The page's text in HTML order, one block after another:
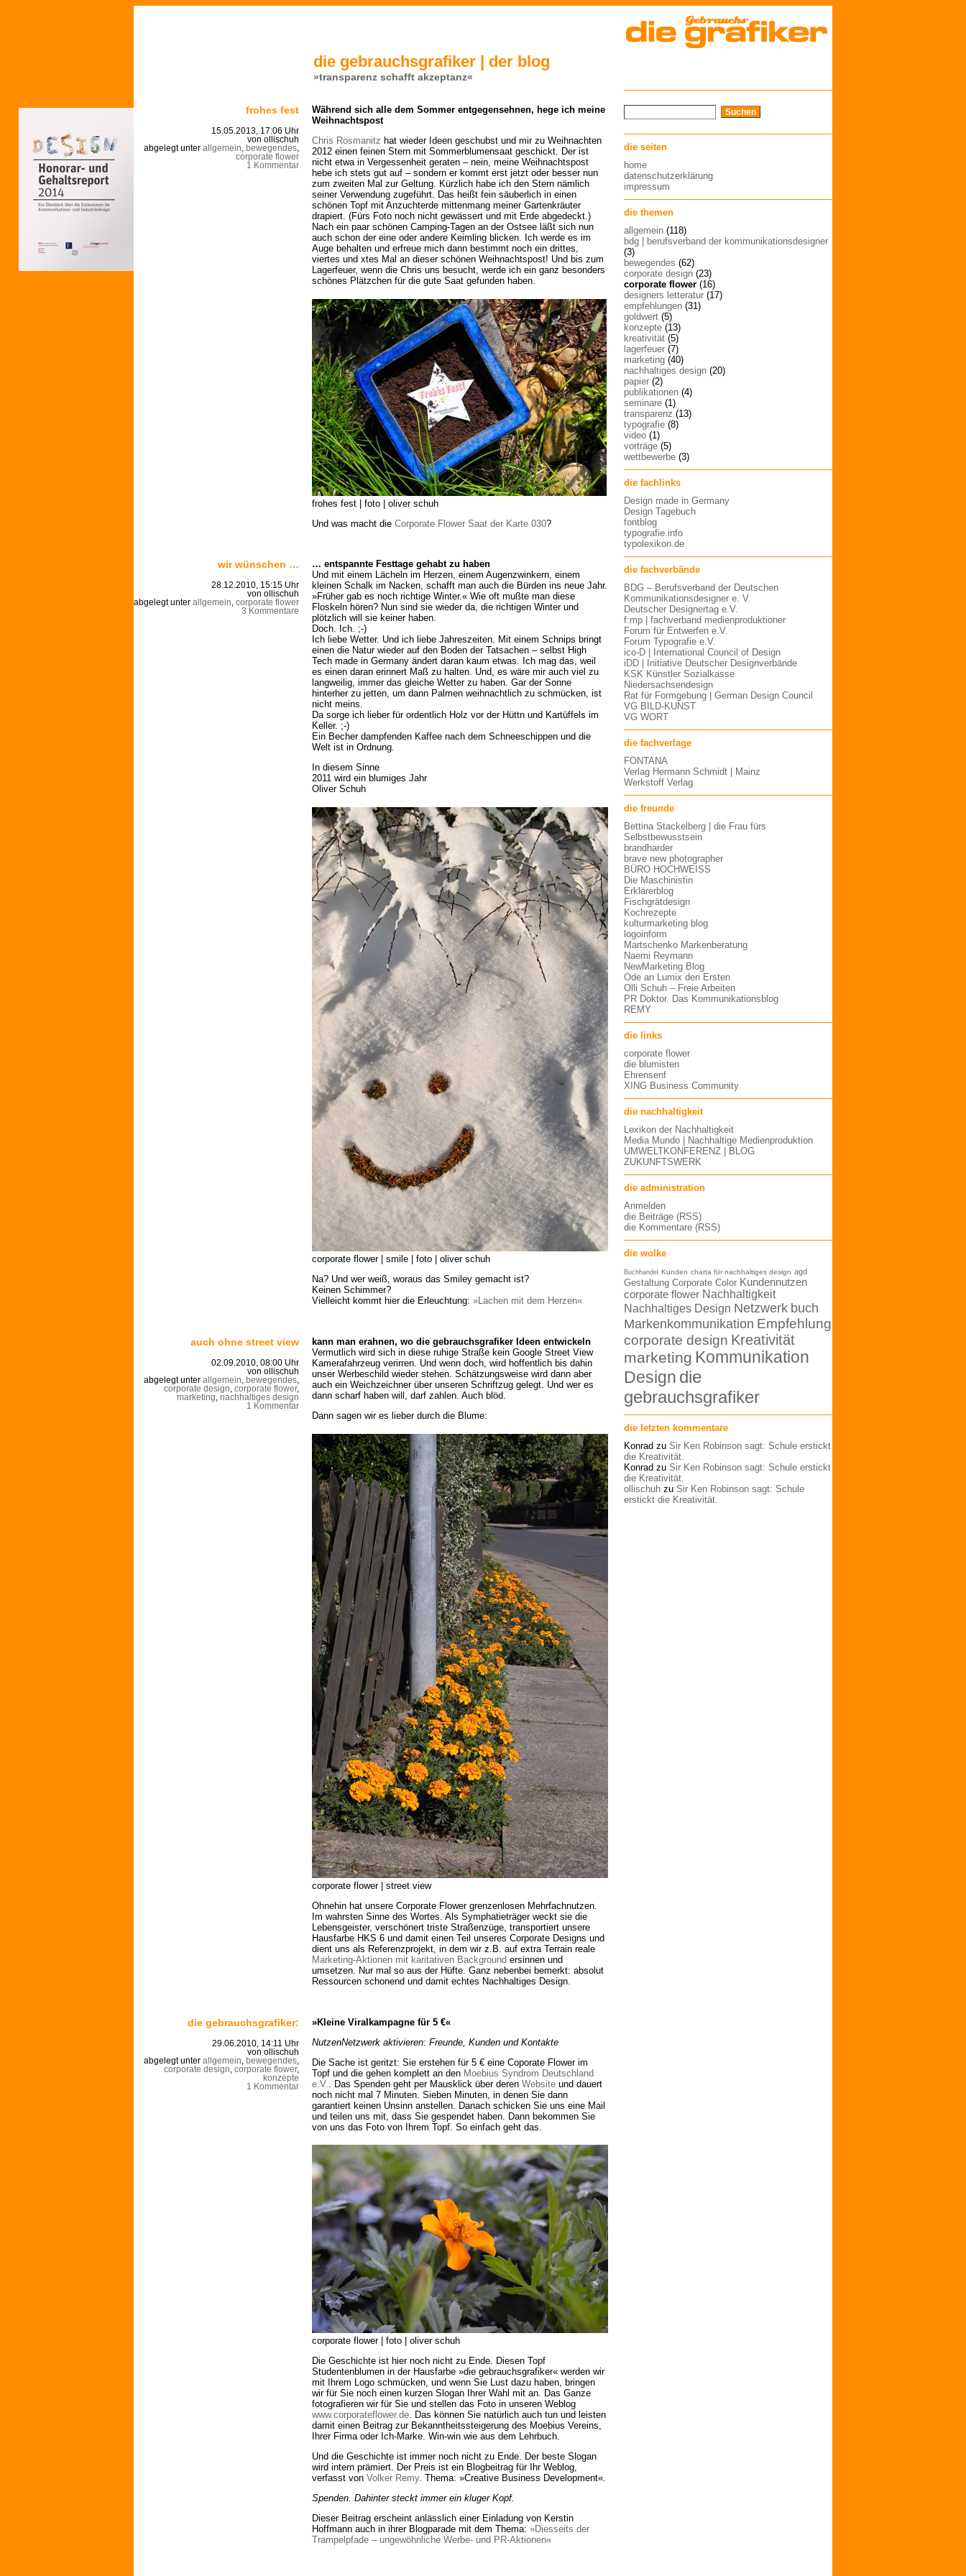
die gebrauchsgrafiker | der blog
»transparenz schafft akzeptanz«
frohes fest
15.05.2013, 17:06 Uhr
von ollischuh
abgelegt unter allgemein bewegendes
corporate flower
1 Kommentar
Während sich alle dem Sommer entgegensehnen, hege ich meine
Weihnachtspost
Chris Rosmanitz hat wieder Ideen geschubst und mir zu Weihnachten
2012 einen feinen Stern mit Sommerblumensaat geschickt. Der ist
nicht etwa in Vergessenheit geraten – nein, meine Weihnachtspost
hebe ich stets gut auf – sondern er kommt erst jetzt oder besser nun
zum zweiten Mal zur Geltung. Kürzlich habe ich den Stern nämlich
seiner Verwendung zugeführt. Das heißt fein säuberlich in einen
schönen Topf mit Anzuchterde mittenmang meiner Gartenkräuter
drapiert. (Fürs Foto noch nicht gewässert und mit Erde abgedeckt.)
Nach ein paar schönen Camping-Tagen an der Ostsee läßt sich nun
auch schon der eine oder andere Keimling blicken. Ich werde es im
Auge behalten und erfreue mich dann bestimmt noch ein drittes,
viertes und xtes Mal an dieser schönen Weihnachtspost! Und bis zum
Lagerfeuer, wenn die Chris uns besucht, werde ich ein ganz besonders
schönes Plätzchen für die gute Saat gefunden haben.
frohes fest | foto | oliver schuh
Und was macht die Corporate Flower Saat der Karte 030?
wir wünschen …
28.12.2010, 15:15 Uhr
von ollischuh
abgelegt unter allgemein, corporate flower
3 Kommentare
… entspannte Festtage gehabt zu haben
Und mit einem Lächeln im Herzen, einem Augenzwinkern, einem
kleinen Schalk im Nacken, schafft man auch die Bürden ins neue Jahr.
»Früher gab es noch richtige Winter.« Wie oft mußte man diese
Floskeln hören? Nun sind sie wieder da, die richtigen Winter und
plötzlich will sie keiner haben.
Doch. Ich. ;-)
Ich liebe Wetter. Und ich liebe Jahreszeiten. Mit einem Schnips bringt
einen die Natur wieder auf den Boden der Tatsachen – selbst High
Tech made in Germany ändert daran kaum etwas. Ich mag das, weil
es einen daran erinnert Maß zu halten. Und, es wäre mir auch viel zu
langweilig, immer das gleiche Wetter zu haben. Gar der Sonne
hinterher zu jetten, um dann Palmen weihnachtlich zu schmücken, ist
nicht meins.
Da sorge ich lieber für ordentlich Holz vor der Hüttn und Kartüffels im
Keller. ;-)
Ein Becher dampfenden Kaffee nach dem Schneeschippen und die
Welt ist in Ordnung.
In diesem Sinne
2011 wird ein blumiges Jahr
Oliver Schuh
corporate flower | smile | foto | oliver schuh
Na? Und wer weiß, woraus das Smiley gemacht ist?
Keinen Schimmer?
Vielleicht kommt hier die Erleuchtung: »Lachen mit dem Herzen«
auch ohne street view
02.09.2010, 08:00 Uhr
von ollischuh
abgelegt unter allgemein bewegendes
corporate design corporate flower,
marketing nachhaltiges design
1 Kommentar
kann man erahnen, wo die gebrauchsgrafiker Ideen entwickeln
Vermutlich wird sich in diese ruhige Straße kein Google Street View
Kamerafahrzeug verirren. Und wenn doch, wird hoffentlich bis dahin
unser Werbeschild wieder stehen. Schätzungsweise wird dann aber
auch ein Weichzeichner über unseren Schriftzug gelegt. Und wer es
dann scharf haben will, darf zahlen. Auch blöd.
Dann sagen wir es lieber durch die Blume:
corporate flower | street view
Ohnehin hat unsere Corporate Flower grenzenlosen Mehrfachnutzen.
Im wahrsten Sinne des Wortes. Als Symphatieträger weckt sie die
Lebensgeister, verschönert triste Straßenzüge, transportiert unsere
Hausfarbe HKS 6 und damit einen Teil unseres Corporate Designs und
dient uns als Referenzprojekt, in dem wir z.B. auf extra Terrain reale
Marketing-Aktionen mit karitativen Background ersinnen und
umsetzen. Nur mal so aus der Hüfte. Ganz nebenbei bemerkt: absolut
Ressourcen schonend und damit echtes Nachhaltiges Design.
die gebrauchsgrafiker:
29.06.2010, 14:11 Uhr
von ollischuh
abgelegt unter allgemein bewegendes
corporate design corporate flower,
konzepte
1 Kommentar
»Kleine Viralkampagne für 5 €«
NutzenNetzwerk aktivieren: Freunde, Kunden und Kontakte
Die Sache ist geritzt: Sie erstehen für 5 € eine Coporate Flower im
Topf und die gehen komplett an den Moebius Syndrom Deutschland
e.V.
. Das Spenden geht per Mausklick über deren Website und dauert
noch nicht mal 7 Minuten. Sieben Minuten, in denen Sie dann
garantiert keinen Unsinn anstellen. Danach schicken Sie uns eine Mail
und teilen uns mit, dass Sie gespendet haben. Dann bekommen Sie
von uns das Foto von Ihrem Topf. So einfach geht das.
corporate flower | foto | oliver schuh
Die Geschichte ist hier noch nicht zu Ende. Diesen Topf
Studentenblumen in der Hausfarbe »die gebrauchsgrafiker« werden wir
mit Ihrem Logo schmücken, und wenn Sie Lust dazu haben, bringen
wir für Sie noch einen kurzen Slogan Ihrer Wahl mit an. Das Ganze
fotografieren wir für Sie und stellen das Foto in unseren Weblog
www.corporateflower.de. Das können Sie natürlich auch tun und leisten
damit einen Beitrag zur Bekanntheitssteigerung des Moebius Vereins,
Ihrer Firma oder Ich-Marke. Win-win wie aus dem Lehrbuch.
Und die Geschichte ist immer noch nicht zu Ende. Der beste Slogan
wird intern prämiert. Der Preis ist ein Blogbeitrag für Ihr Weblog,
verfasst von Volker Remy. Thema: »Creative Business Development«.
Spenden. Dahinter steckt immer ein kluger Kopf.
Dieser Beitrag erscheint anlässlich einer Einladung von Kerstin
Hoffmann auch in ihrer Blogparade mit dem Thema: »Diesseits der
Trampelpfade – ungewöhnliche Werbe- und PR-Aktionen«
die seiten
home
datenschutzerklärung
impressum
die themen
allgemein (118)
bdg | berufsverband der kommunikationsdesigner
(3)
bewegendes (62)
corporate design (23)
corporate flower (16)
designers letteratur (17)
empfehlungen (31)
goldwert (5)
konzepte (13)
kreativität (5)
lagerfeuer (7)
marketing (40)
nachhaltiges design (20)
papier (2)
publikationen (4)
seminare (1)
transparenz (13)
typografie (8)
video (1)
vorträge (5)
wettbewerbe (3)
die fachlinks
Design made in Germany
Design Tagebuch
fontblog
typografie.info
typolexikon.de
die fachverbände
BDG – Berufsverband der Deutschen
Kommunikationsdesigner e. V.
Deutscher Designertag e.V.
f:mp | fachverband medienproduktioner
Forum für Entwerfen e.V.
Forum Typografie e.V.
ico-D | International Council of Design
iDD | Initiative Deutscher Designverbände
KSK Künstler Sozialkasse
Niedersachsendesign
Rat für Formgebung | German Design Council
VG BILD-KUNST
VG WORT
die fachverlage
FONTANA
Verlag Hermann Schmidt | Mainz
Werkstoff Verlag
die freunde
Bettina Stackelberg | die Frau fürs
Selbstbewusstsein
brandharder
brave new photographer
BÜRO HOCHWEISS
Die Maschinistin
Erklärerblog
Fischgrätdesign
Kochrezepte
kulturmarketing blog
logoinform
Martschenko Markenberatung
Naemi Reymann
NewMarketing Blog
Ode an Lumix den Ersten
Olli Schuh – Freie Arbeiten
PR Doktor. Das Kommunikationsblog
REMY
die links
corporate flower
die blumisten
Ehrensenf
XING Business Community
die nachhaltigkeit
Lexikon der Nachhaltigkeit
Media Mundo | Nachhaltige Medienproduktion
UMWELTKONFERENZ | BLOG
ZUKUNFTSWERK
die administration
Anmelden
die Beiträge (RSS)
die Kommentare (RSS)
die wolke
Buchhandel Kunden charta für nachhaltiges design agd
Gestaltung Corporate Color Kundennutzen
corporate flower Nachhaltigkeit
Nachhaltiges Design Netzwerk buch
Markenkommunikation Empfehlung
corporate design Kreativität
marketing Kommunikation
Design die
gebrauchsgrafiker
die letzten kommentare
Konrad zu Sir Ken Robinson sagt: Schule erstickt
die Kreativität.
Konrad zu Sir Ken Robinson sagt: Schule erstickt
die Kreativität.
ollischuh zu Sir Ken Robinson sagt: Schule
erstickt die Kreativität.